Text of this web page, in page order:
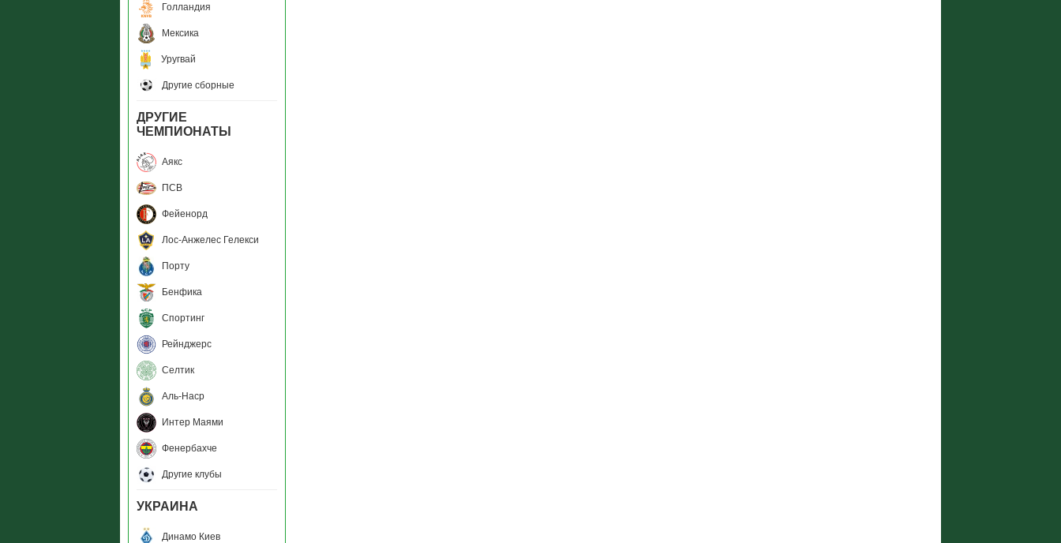
Голландия
Мексика
Уругвай
Другие сборные
ДРУГИЕ
ЧЕМПИОНАТЫ
Аякс
ПСВ
Фейенорд
Лос-Анжелес Гелекси
Порту
Бенфика
Спортинг
Рейнджерс
Селтик
Аль-Наср
Интер Маями
Фенербахче
Другие клубы
УКРАИНА
Динамо Киев